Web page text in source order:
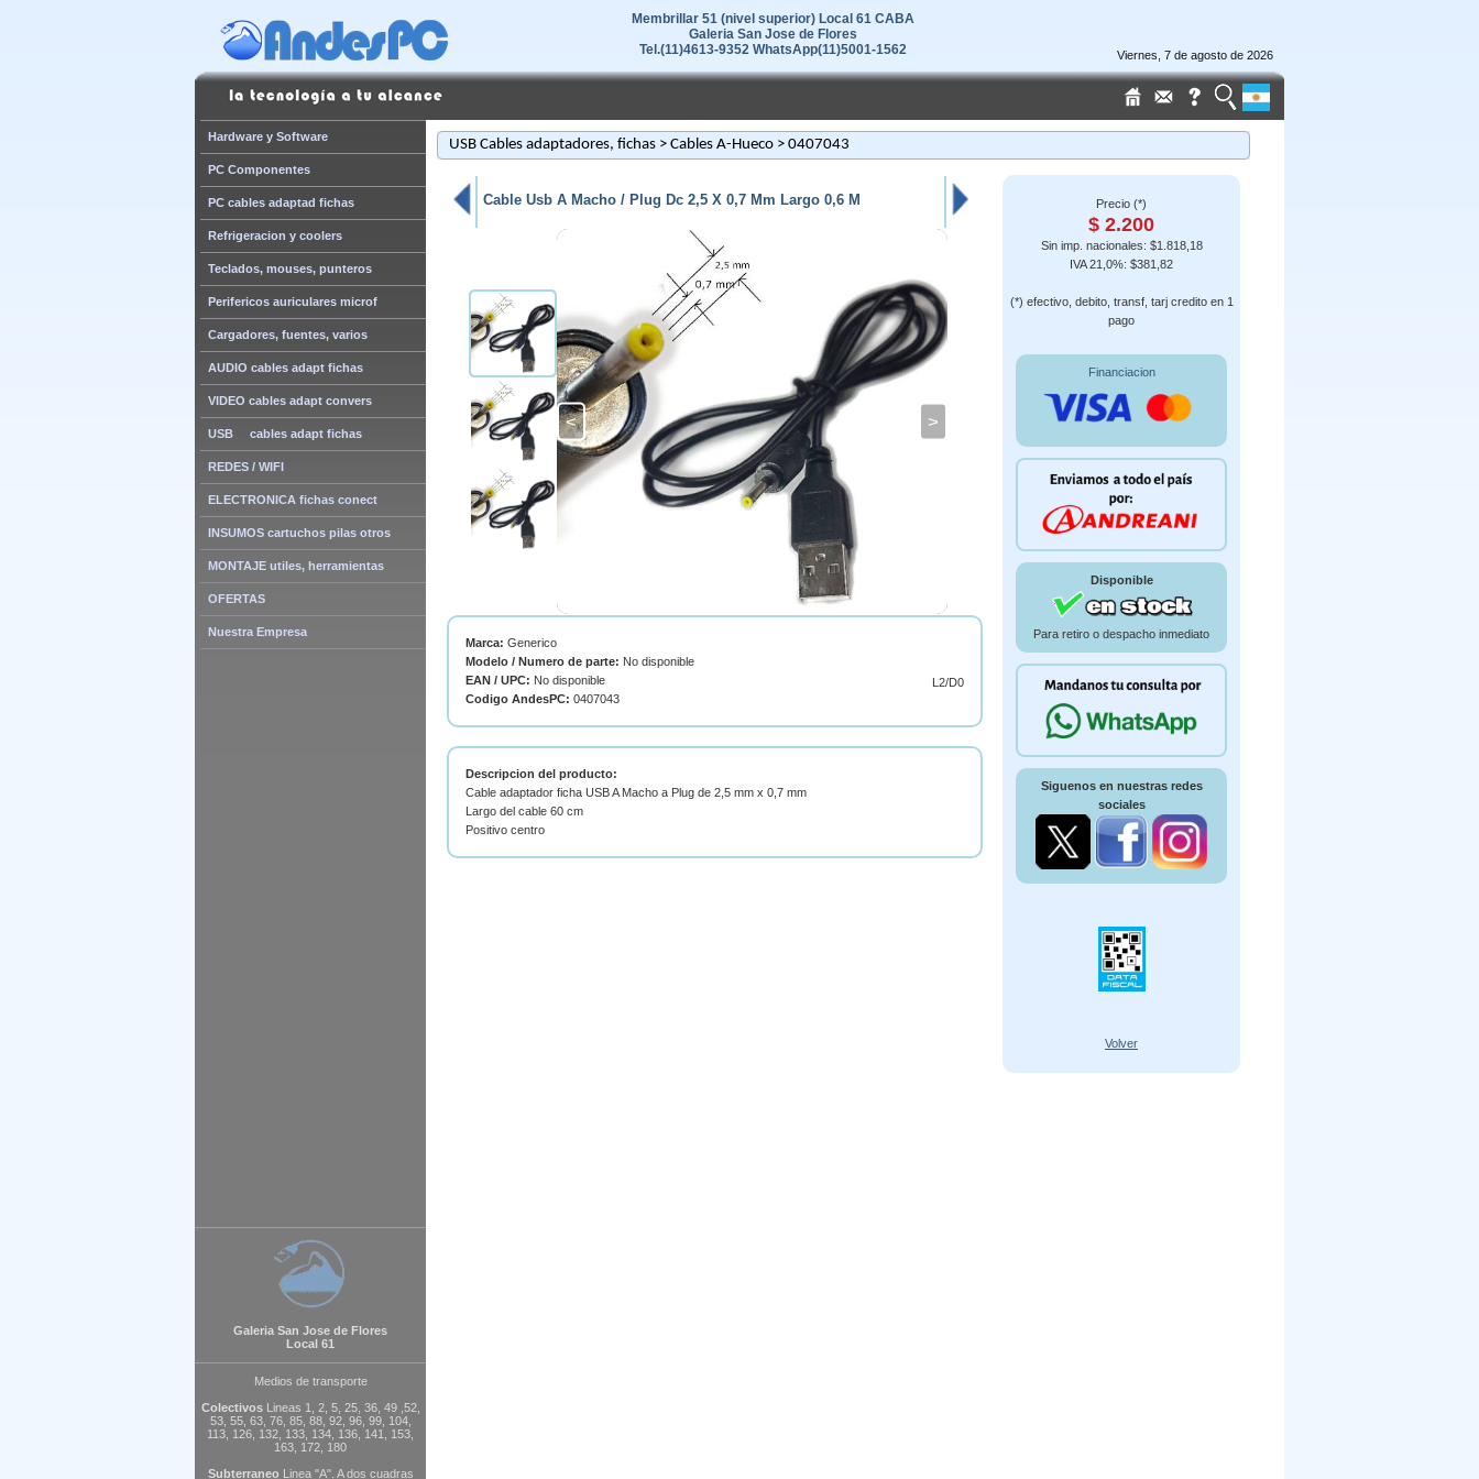
Viernes, 7 de agosto de 2026
Membrillar 51 (nivel superior) Local 61 CABA
Galeria San Jose de Flores
Tel.(11)4613-9352 WhatsApp(11)5001-1562
Hardware y Software
PC Componentes
PC cables adaptad fichas
Refrigeracion y coolers
Teclados, mouses, punteros
Perifericos auriculares microf
Cargadores, fuentes, varios
AUDIO cables adapt fichas
VIDEO cables adapt convers
USB cables adapt fichas
REDES / WIFI
ELECTRONICA fichas conect
INSUMOS cartuchos pilas otros
MONTAJE utiles, herramientas
OFERTAS
Nuestra Empresa
Galeria San Jose de Flores
Local 61
Medios de transporte
ColectivosLineas 1, 2, 5, 25, 36, 49 ,52,
53, 55, 63, 76, 85, 88, 92, 96, 99, 104,
113, 126, 132, 133, 134, 136, 141, 153,
163, 172, 180
Subterraneo Linea "A". A dos cuadras
USB Cables adaptadores, fichas > Cables A-Hueco > 0407043
Cable Usb A Macho / Plug Dc 2,5 X 0,7 Mm Largo 0,6 M
< >
L2/D0
Marca: Generico
Modelo / Numero de parte: No disponible
EAN / UPC: No disponible
Codigo AndesPC: 0407043
Descripcion del producto:
Cable adaptador ficha USB A Macho a Plug de 2,5 mm x 0,7 mm
Largo del cable 60 cm
Positivo centro
Precio (*)
$ 2.200
Sin imp. nacionales: $1.818,18
IVA 21,0%: $381,82
(*) efectivo, debito, transf, tarj credito en 1
pago
Financiacion
Disponible
Para retiro o despacho inmediato
Siguenos en nuestras redes
sociales
Volver